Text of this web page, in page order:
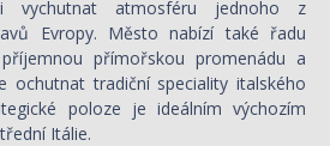
vychutnat atmosféru jednoho z
Evropy. Město nabízí také řadu
přímořskou promenádu a
ochutnat tradiční speciality italského
poloze je ideálním výchozím
Itálie.